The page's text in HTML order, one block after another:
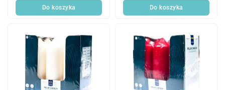
Do koszyka Do koszyka